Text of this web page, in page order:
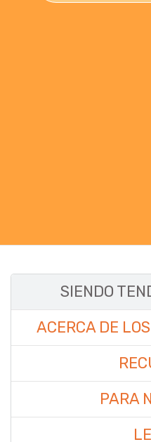
SIENDO
ACERCA DE
PARA